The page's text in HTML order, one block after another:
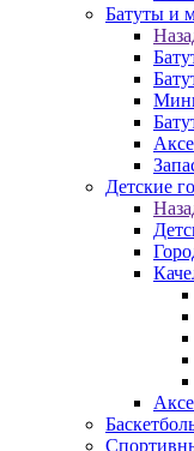
Батуты и
Детские